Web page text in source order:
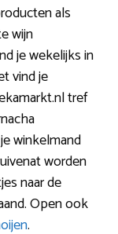
als
wijn
je wekelijks in
vind je
tref
winkelmand
worden
naar de
Open ook
.